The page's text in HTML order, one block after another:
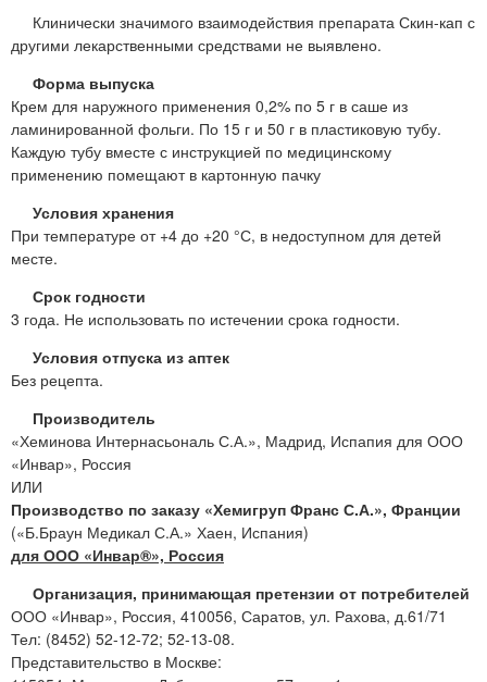
Клинически значимого взаимодействия препарата Скин-кап с
другими лекарственными средствами не выявлено.
Форма выпуска
Крем для наружного применения 0,2% по 5 г в саше из
ламинированной фольги. По 15 г и 50 г в пластиковую тубу.
Каждую тубу вместе с инструкцией по медицинскому
применению помещают в картонную пачку
Условия хранения
При температуре от +4 до +20 °С, в недоступном для детей
месте.
Срок годности
3 года. Не использовать по истечении срока годности.
Условия отпуска из аптек
Без рецепта.
Производитель
«Хеминова Интернасьональ С.А.», Мадрид, Испапия для ООО
«Инвар», Россия
ИЛИ
Производство по заказу «Хемигруп Франс С.А.», Франции
(«Б.Браун Медикал С.А.» Хаен, Испания)
для ООО «Инвар®», Россия
Организация, принимающая претензии от потребителей
ООО «Инвар», Россия, 410056, Саратов, ул. Рахова, д.61/71
Тел: (8452) 52-12-72; 52-13-08.
Представительство в Москве: